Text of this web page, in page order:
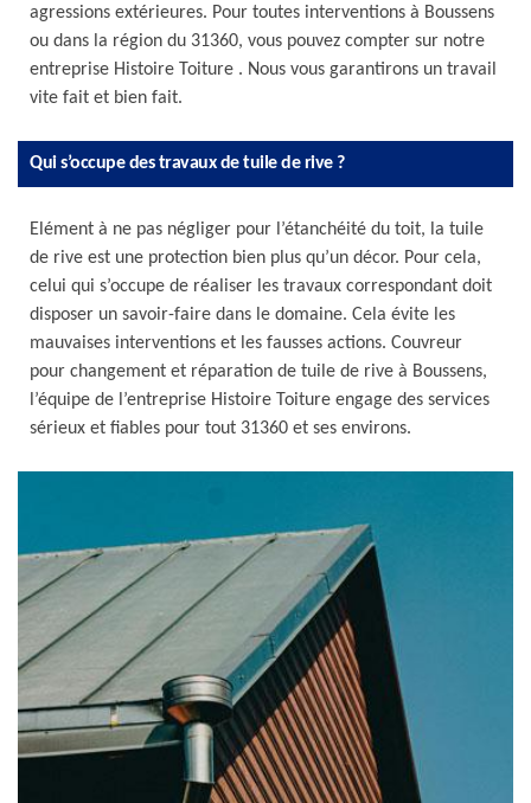
agressions extérieures. Pour toutes interventions à Boussens
ou dans la région du 31360, vous pouvez compter sur notre
entreprise Histoire Toiture . Nous vous garantirons un travail
vite fait et bien fait.
Qui s’occupe des travaux de tuile de rive ?
Elément à ne pas négliger pour l’étanchéité du toit, la tuile
de rive est une protection bien plus qu’un décor. Pour cela,
celui qui s’occupe de réaliser les travaux correspondant doit
disposer un savoir-faire dans le domaine. Cela évite les
mauvaises interventions et les fausses actions. Couvreur
pour changement et réparation de tuile de rive à Boussens,
l’équipe de l’entreprise Histoire Toiture engage des services
sérieux et fiables pour tout 31360 et ses environs.